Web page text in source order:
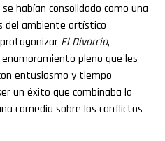
se habían consolidado como una
del ambiente artístico
El Divorcio,
pleno que les
entusiasmo y tiempo
un éxito que combinaba la
comedia sobre los conflictos